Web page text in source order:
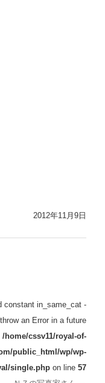
2012年11月9日
constant in_same_cat -
an Error in a future
/home/cssv11/royal-of-
public_html/wp/wp-
single.php on line 57